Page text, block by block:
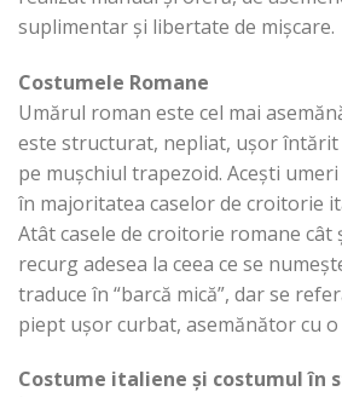
suplimentar și libertate de mișcare.
Costumele Romane
Umărul roman este cel mai
este structurat, nepliat, ușor întărit
pe mușchiul trapezoid. Acești
în majoritatea caselor de croitorie
Atât casele de croitorie romane cât
recurg adesea la ceea ce se
traduce în “barcă mică”, dar se
piept ușor curbat, asemănător cu o
Costume italiene și costumul în